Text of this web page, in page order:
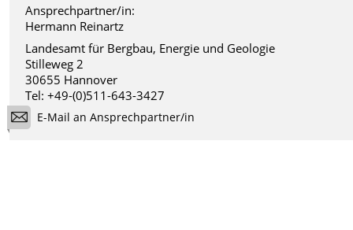
Ansprechpartner/in:
Hermann Reinartz
Landesamt für Bergbau, Energie und Geologie
Stilleweg 2
30655 Hannover
Tel: +49-(0)511-643-3427
E-Mail an Ansprechpartner/in